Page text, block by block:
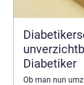
Diabetiker
Ob man nun